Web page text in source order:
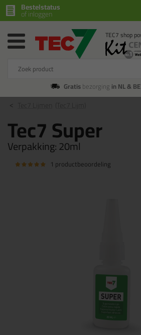
Bestelstatus
of inloggen
Gratisbezorging in NL & BE
Tec7 Super
Verpakking:20ml
1 productbeoordeling